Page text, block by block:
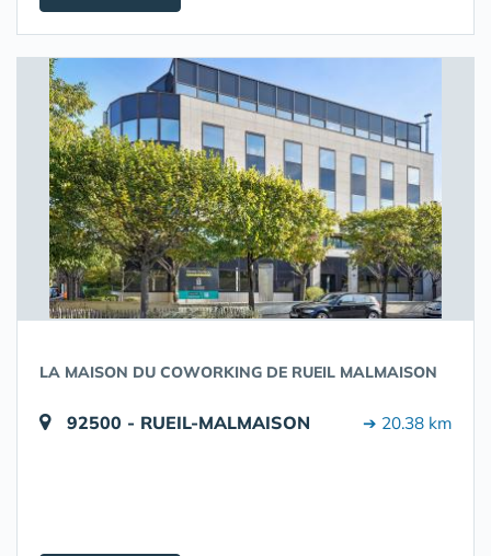
LA MAISON DU COWORKING DE RUEIL MALMAISON
92500 - RUEIL-MALMAISON ➔ 20.38 km